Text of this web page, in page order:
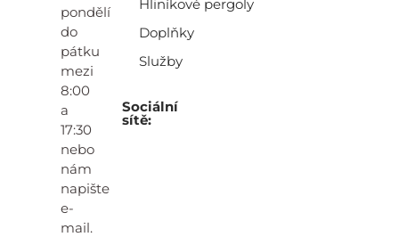
pondělí
do
pátku
mezi
8:00
a
17:30
nebo
nám
napište
e-
mail.
Sociální
sítě:
Hliníkové pergoly
Doplňky
Služby